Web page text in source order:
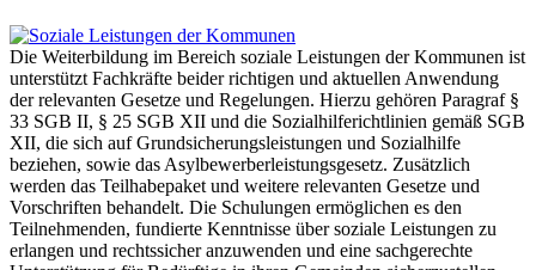
Die Weiterbildung im Bereich soziale Leistungen der Kommunen ist
unterstützt Fachkräfte beider richtigen und aktuellen Anwendung
der relevanten Gesetze und Regelungen. Hierzu gehören Paragraf §
33 SGB II, § 25 SGB XII und die Sozialhilferichtlinien gemäß SGB
XII, die sich auf Grundsicherungsleistungen und Sozialhilfe
beziehen, sowie das Asylbewerberleistungsgesetz. Zusätzlich
werden das Teilhabepaket und weitere relevanten Gesetze und
Vorschriften behandelt. Die Schulungen ermöglichen es den
Teilnehmenden, fundierte Kenntnisse über soziale Leistungen zu
erlangen und rechtssicher anzuwenden und eine sachgerechte